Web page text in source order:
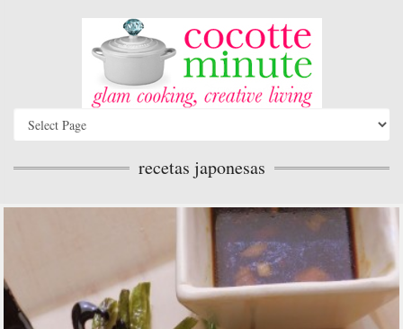
recetas japonesas